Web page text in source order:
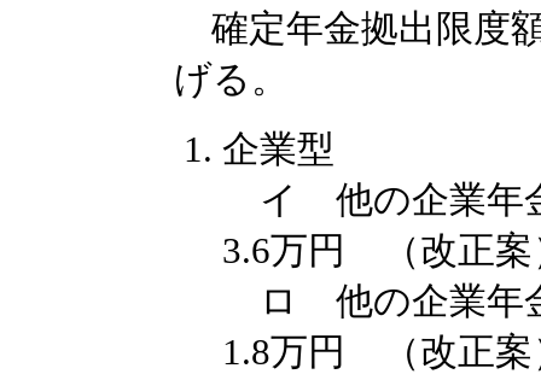
確定年金拠出限度
げる。
企業型
イ 他の企業年
3.6万円 （改正案
ロ 他の企業年
1.8万円 （改正案